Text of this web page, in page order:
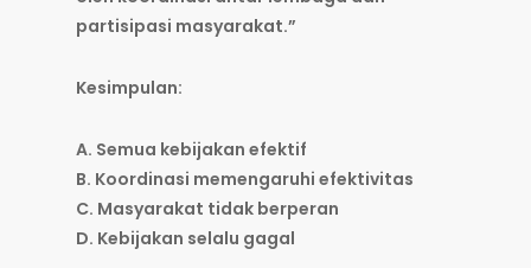
partisipasi masyarakat.”
Kesimpulan:
A. Semua kebijakan efektif
B. Koordinasi memengaruhi efektivitas
C. Masyarakat tidak berperan
D. Kebijakan selalu gagal